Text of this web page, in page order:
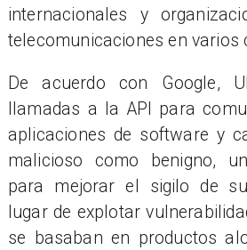
internacionales y
telecomunicaciones en varios
De acuerdo con Google,
llamadas a la API para
aplicaciones de software y
malicioso como benigno,
para mejorar el sigilo de
lugar de explotar
se basaban en productos